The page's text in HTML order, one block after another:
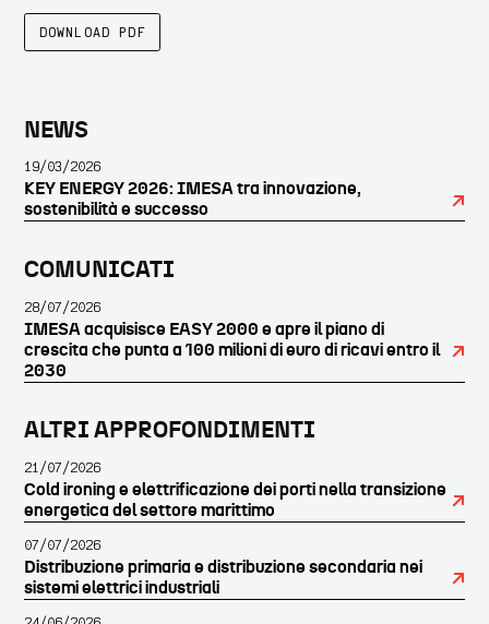
DOWNLOAD PDF
BARRA
LATERALE
PRIMARIA
NEWS
19/03/2026
KEY ENERGY 2026: IMESA tra innovazione,
sostenibilità e successo
COMUNICATI
28/07/2026
IMESA acquisisce EASY 2000 e apre il piano di
crescita che punta a 100 milioni di euro di ricavi entro il
2030
ALTRI APPROFONDIMENTI
21/07/2026
Cold ironing e elettrificazione dei porti nella transizione
energetica del settore marittimo
07/07/2026
Distribuzione primaria e distribuzione secondaria nei
sistemi elettrici industriali